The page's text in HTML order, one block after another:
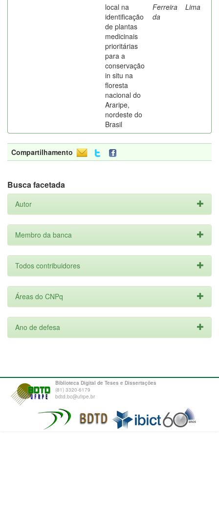
local na
identificação
de plantas
medicinais
prioritárias
para a
conservação
in situ na
floresta
nacional do
Araripe,
nordeste do
Brasil
Ferreira
da
Lima
Compartilhamento
Busca facetada
Autor
Membro da banca
Todos contribuidores
Áreas do CNPq
Ano de defesa
Biblioteca Digital de Teses e Dissertações
(81) 3320-6179
bdtd.bc@ufrpe.br